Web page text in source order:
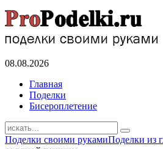
08.08.2026
Главная
Поделки
Бисероплетение
Поделки своими рукамиПоделки из